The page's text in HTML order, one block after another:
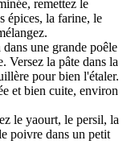
remettez le
épices, la farine, le
une grande poêle
Versez la pâte dans la
pour bien l'étaler.
et bien cuite, environ
le yaourt, le persil, la
poivre dans un petit